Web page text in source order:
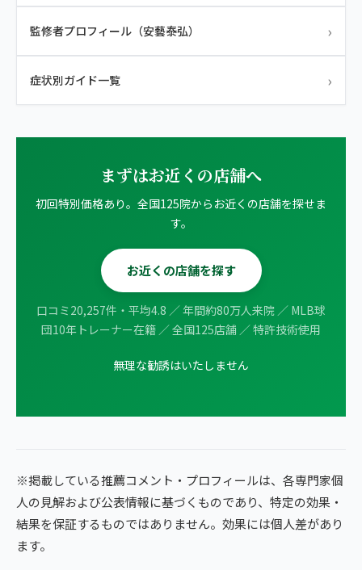
監修者プロフィール（安藝泰弘） ›
症状別ガイド一覧 ›
まずはお近くの店舗へ
初回特別価格あり。全国125院からお近くの店舗を探せま
す。
お近くの店舗を探す
口コミ20,257件・平均4.8 ／ 年間約80万人来院 ／ MLB球
団10年トレーナー在籍 ／ 全国125店舗 ／ 特許技術使用
無理な勧誘はいたしません
※掲載している推薦コメント・プロフィールは、各専門家個
人の見解および公表情報に基づくものであり、特定の効果・
結果を保証するものではありません。効果には個人差があり
ます。